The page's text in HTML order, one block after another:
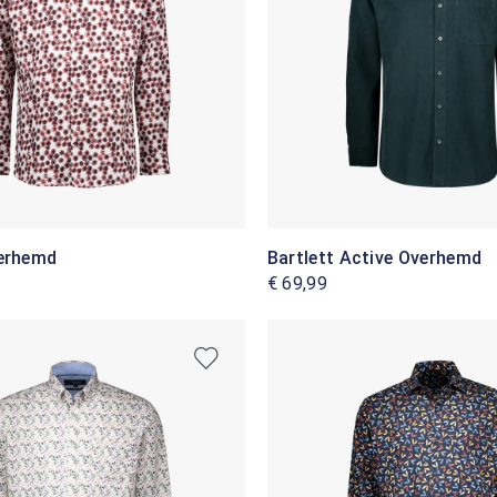
Bartlett Active Overhemd
€ 69,99